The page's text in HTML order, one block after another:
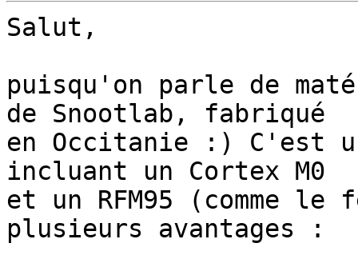
Salut,
puisqu'on parle de
de Snootlab, fabriqué
en Occitanie :) C'est
incluant un Cortex M0
et un RFM95 (comme
plusieurs avantages :